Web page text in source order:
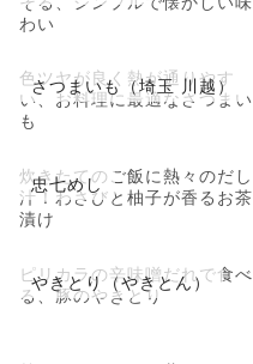
わい
さつまいも（埼玉 川越）
色ツヤが良く熱が通りやす
い、お料理に最適なさつまい
も
忠七めし
炊きたてのご飯に熱々のだし
汁！わさびと柚子が香るお茶
漬け
やきとり（やきとん）
ピリカラの辛味噌だれで食べ
る、豚のやきとり